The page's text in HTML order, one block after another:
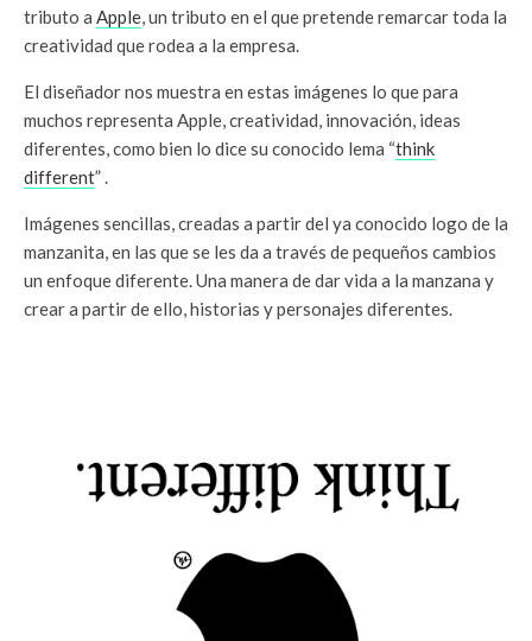
tributo a Apple, un tributo en el que pretende remarcar toda la
creatividad que rodea a la empresa.
El diseñador nos muestra en estas imágenes lo que para
muchos representa Apple, creatividad, innovación, ideas
diferentes, como bien lo dice su conocido lema “think
different” .
Imágenes sencillas, creadas a partir del ya conocido logo de la
manzanita, en las que se les da a través de pequeños cambios
un enfoque diferente. Una manera de dar vida a la manzana y
crear a partir de ello, historias y personajes diferentes.